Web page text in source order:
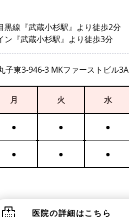
黒線『武蔵小杉駅』より徒歩2分
ン『武蔵小杉駅』より徒歩3分
子東3-946-3 МKファーストビル3A
月 火 水
● ● ●
● ● ●
医院の詳細はこちら